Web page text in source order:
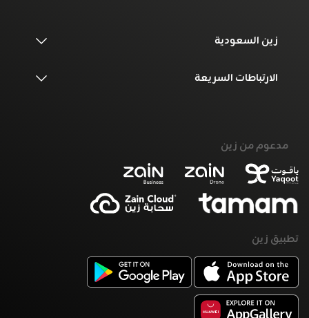
زين السعودية
الارتباطات السريعة
مدعوم من زين
تطبيق زين